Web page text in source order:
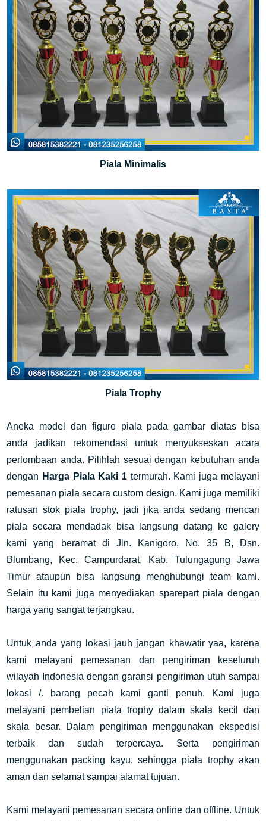
Piala Minimalis
Piala Trophy
Aneka model dan figure piala pada gambar diatas bisa
anda jadikan rekomendasi untuk menyukseskan acara
perlombaan anda. Pilihlah sesuai dengan kebutuhan anda
dengan Harga Piala Kaki 1 termurah. Kami juga melayani
pemesanan piala secara custom design. Kami juga memiliki
ratusan stok piala trophy, jadi jika anda sedang mencari
piala secara mendadak bisa langsung datang ke galery
kami yang beramat di Jln. Kanigoro, No. 35 B, Dsn.
Blumbang, Kec. Campurdarat, Kab. Tulungagung Jawa
Timur ataupun bisa langsung menghubungi team kami.
Selain itu kami juga menyediakan sparepart piala dengan
harga yang sangat terjangkau.
Untuk anda yang lokasi jauh jangan khawatir yaa, karena
kami melayani pemesanan dan pengiriman keseluruh
wilayah Indonesia dengan garansi pengiriman utuh sampai
lokasi /. barang pecah kami ganti penuh. Kami juga
melayani pembelian piala trophy dalam skala kecil dan
skala besar. Dalam pengiriman menggunakan ekspedisi
terbaik dan sudah terpercaya. Serta pengiriman
menggunakan packing kayu, sehingga piala trophy akan
aman dan selamat sampai alamat tujuan.
Kami melayani pemesanan secara online dan offline. Untuk